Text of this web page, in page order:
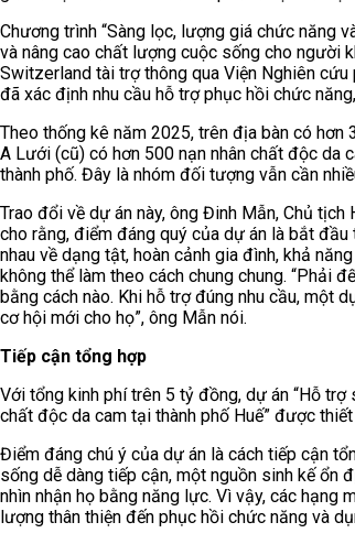
Chương trình “Sàng lọc, lượng giá chức năng
và nâng cao chất lượng cuộc sống cho người
Switzerland tài trợ thông qua Viện Nghiên
đã xác định nhu cầu hỗ trợ phục hồi chức
Theo thống kê năm 2025, trên địa bàn có hơn
A Lưới (cũ) có hơn 500 nạn nhân chất độc da
thành phố. Đây là nhóm đối tượng vẫn cần
Trao đổi về dự án này, ông Đinh Mẫn, Chủ
cho rằng, điểm đáng quý của dự án là bắt
nhau về dạng tật, hoàn cảnh gia đình, khả
không thể làm theo cách chung chung. “Phải
bằng cách nào. Khi hỗ trợ đúng nhu cầu, một
cơ hội mới cho họ”, ông Mẫn nói.
Tiếp cận tổng hợp
Với tổng kinh phí trên 5 tỷ đồng, dự án “Hỗ
chất độc da cam tại thành phố Huế” được
Điểm đáng chú ý của dự án là cách tiếp cận
sống dễ dàng tiếp cận, một nguồn sinh kế
nhìn nhận họ bằng năng lực. Vì vậy, các
lượng thân thiện đến phục hồi chức năng và